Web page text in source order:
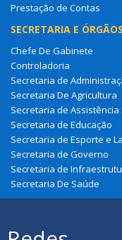
Prestação de Contas
SECRETARIA E ÓRGÃOS
Chefe De Gabinete
Controladoria
Secretaria de
Secretaria De Agricultura
Secretaria de Assistência
Secretaria de Educação
Secretaria de Esporte e
Secretaria de Governo
Secretaria de
Secretaria De Saúde